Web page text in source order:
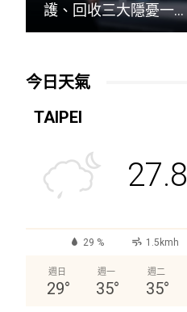
護、回收三大隱憂一...
今日天氣
TAIPEI
27.8
29 % 1.5kmh
週日
29°
週一
35°
週二
35°